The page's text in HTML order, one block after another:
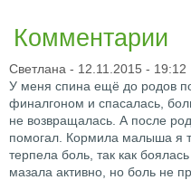
Комментарии
Светлана - 12.11.2015 - 19:12
У меня спина ещё до родов
финалгоном и спасалась,
не возвращалась. А после
помогал. Кормила малыша я
терпела боль, так как
мазала активно, но боль не